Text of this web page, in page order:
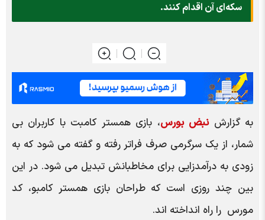
سکه‌ای آن اقدام کنند.
به گزارشنبض بورس، بازی همستر کامبت با کاربران بی
شمار، از یک سرگرمی صرف فراتر رفته و گفته می شود که به
زودی به درآمدزایی برای مخاطبانش تبدیل می شود. در این
بین چند روزی است که طراحان بازی همستر کامبو، کد
مورس را راه انداخته اند.